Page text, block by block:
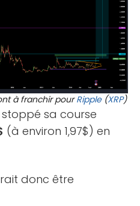
à franchir pourRipple(XRP)
sa course
(à environ 1,97$) en
donc être